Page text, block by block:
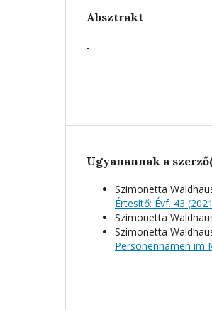
Absztrakt
-
Ugyanannak a
Szimonetta
Értesítő: Évf. 43
Szimonetta
Szimonetta
Personennamen im